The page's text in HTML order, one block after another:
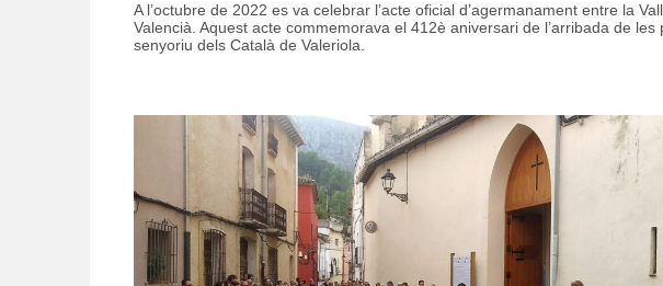
A l’octubre de 2022 es va celebrar l’acte oficial d’agermanament entre la
Valencià. Aquest acte commemorava el 412è aniversari de l’arribada de
senyoriu dels Català de Valeriola.